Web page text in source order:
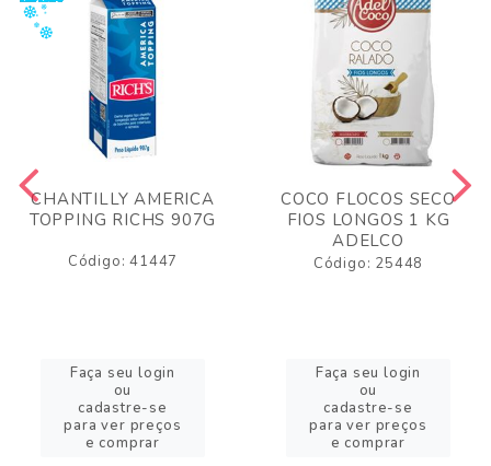
CHANTILLY AMERICA
TOPPING RICHS 907G
Código: 41447
Faça seu login
ou
cadastre-se
para ver preços
e comprar
COCO FLOCOS SECO
FIOS LONGOS 1 KG
ADELCO
Código: 25448
Faça seu login
ou
cadastre-se
para ver preços
e comprar